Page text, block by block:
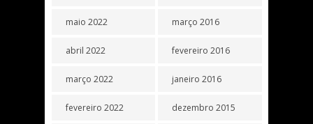
maio 2022
abril 2022
março 2022
fevereiro 2022
março 2016
fevereiro 2016
janeiro 2016
dezembro 2015